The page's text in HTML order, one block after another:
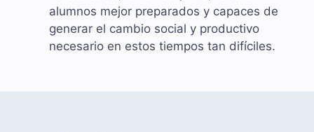
alumnos mejor preparados y capaces de
generar el cambio social y productivo
necesario en estos tiempos tan difíciles.